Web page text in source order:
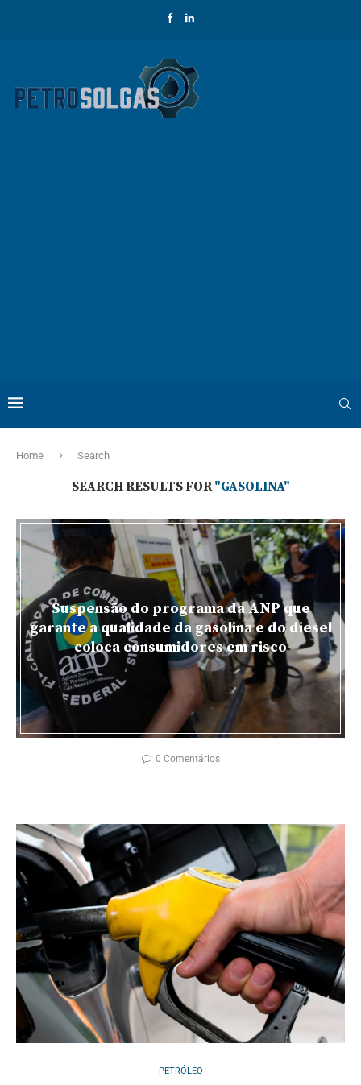
Home Search
SEARCH RESULTS FOR "GASOLINA"
Suspensão do programa da ANP que
garante a qualidade da gasolina e do diesel
coloca consumidores em risco
0 Comentários
PETRÓLEO